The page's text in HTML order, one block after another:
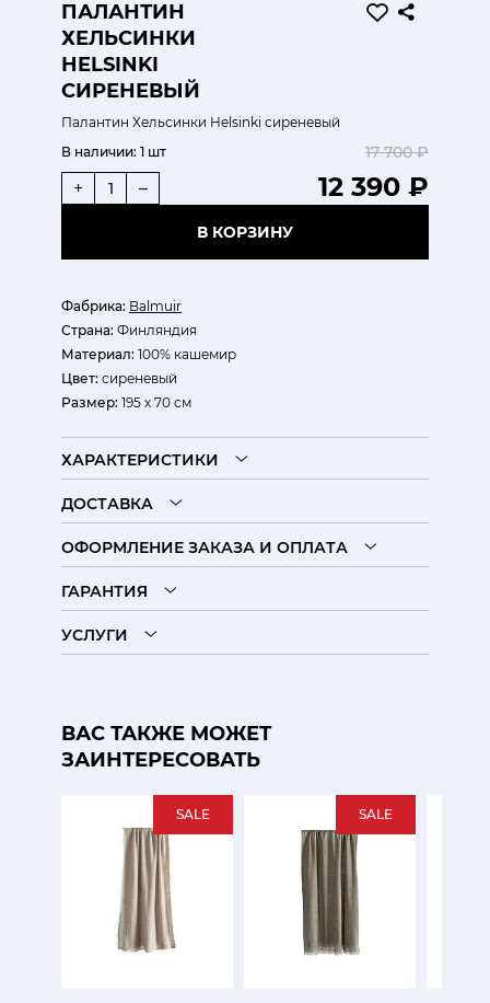
ПАЛАНТИН
ХЕЛЬСИНКИ
HELSINKI
СИРЕНЕВЫЙ
Палантин Хельсинки Helsinki сиреневый
Фабрика: Balmuir
Страна: Финляндия
Материал: 100% кашемир
Цвет: сиреневый
Размер: 195 х 70 см
В наличии: 1 шт 17 700 ₽
12 390 ₽
+ –
В КОРЗИНУ
ХАРАКТЕРИСТИКИ
ДОСТАВКА
ОФОРМЛЕНИЕ ЗАКАЗА И ОПЛАТА
ГАРАНТИЯ
УСЛУГИ
ВАС ТАКЖЕ МОЖЕТ
ЗАИНТЕРЕСОВАТЬ
SALE SALE